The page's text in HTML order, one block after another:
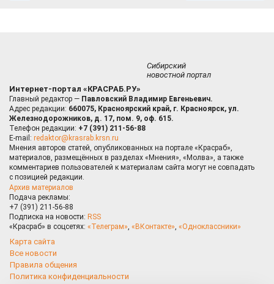
Сибирский
новостной портал
Интернет-портал «КРАСРАБ.РУ»
Главный редактор — Павловский Владимир Евгеньевич.
Адрес редакции: 660075, Красноярский край, г. Красноярск, ул.
Железнодорожников, д. 17, пом. 9, оф. 615.
Телефон редакции: +7 (391) 211-56-88
E-mail: redaktor@krasrab.krsn.ru
Мнения авторов статей, опубликованных на портале «Красраб»,
материалов, размещённых в разделах «Мнения», «Молва», а также
комментариев пользователей к материалам сайта могут не совпадать
с позицией редакции.
Архив материалов
Подача рекламы:
+7 (391) 211-56-88
Подписка на новости: RSS
«Красраб» в соцсетях: «Телеграм», «ВКонтакте», «Одноклассники»
Карта сайта
Все новости
Правила общения
Политика конфиденциальности